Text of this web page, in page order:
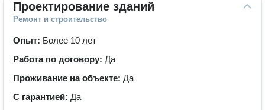
Проектирование зданий
Ремонт и строительство
Опыт: Более 10 лет
Работа по договору: Да
Проживание на объекте: Да
С гарантией: Да